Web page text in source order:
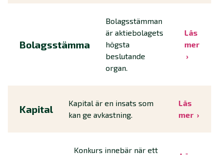
Bolagsstämma
Bolagsstämman
är aktiebolagets
högsta
beslutande
organ.
Läs
mer
Kapital
Kapital är en insats som
kan ge avkastning.
Läs
mer
Konkurs innebär när ett